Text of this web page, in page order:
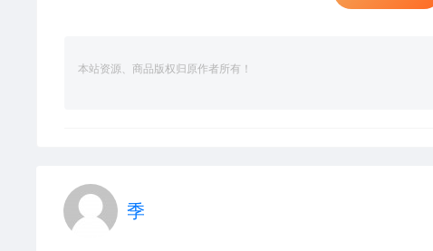
本站资源、商品版权归原作者所有！
季